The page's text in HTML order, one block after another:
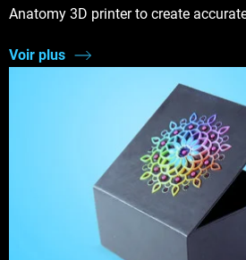
Anatomy 3D printer to create
Voir plus